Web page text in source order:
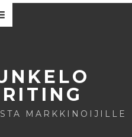
MARKKINOIJILLE